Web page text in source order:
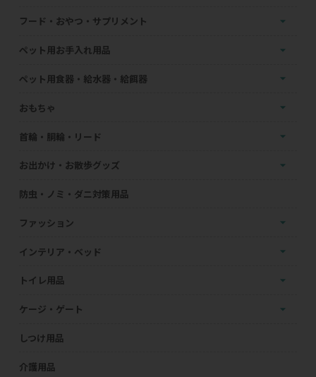
フード・おやつ・サプリメント
ペット用お手入れ用品
ペット用食器・給水器・給餌器
おもちゃ
首輪・胴輪・リード
お出かけ・お散歩グッズ
防虫・ノミ・ダニ対策用品
ファッション
インテリア・ベッド
トイレ用品
ケージ・ゲート
しつけ用品
介護用品